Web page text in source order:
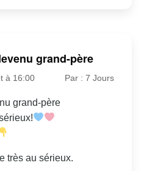
grand-père
à 16:00 Par : 7 Jours
grand-père
très au sérieux.